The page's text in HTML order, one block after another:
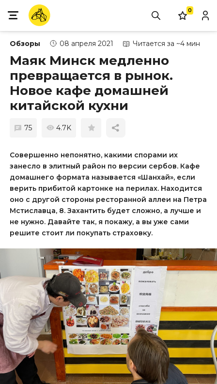
0
Обзоры 08 апреля 2021 Читается за ~4 мин
Маяк Минск медленно
превращается в рынок.
Новое кафе домашней
китайской кухни
75 4.7K
Совершенно непонятно, какими спорами их
занесло в элитный район по версии сербов. Кафе
домашнего формата называется «Шанхай», если
верить прибитой картонке на перилах. Находится
оно с другой стороны ресторанной аллеи на Петра
Мстиславца, 8. Захантить будет сложно, а лучше и
не нужно. Давайте так, я покажу, а вы уже сами
решите стоит ли покупать страховку.